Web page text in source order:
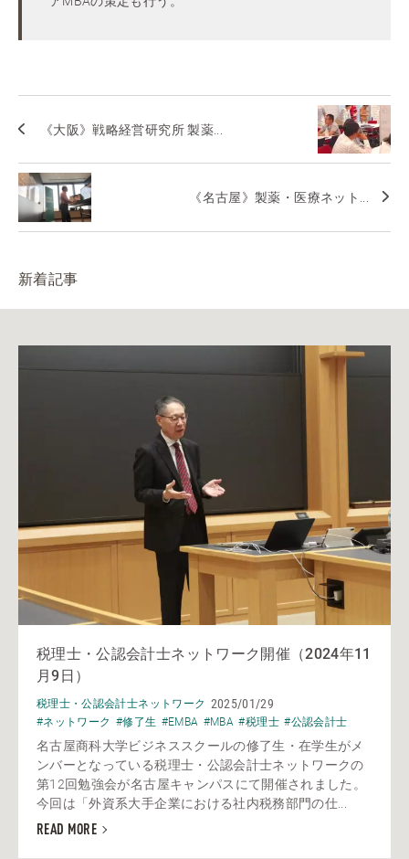
《大阪》戦略経営研究所 製薬...
《名古屋》製薬・医療ネット...
新着記事
税理士・公認会計士ネットワーク開催（2024年11
月9日）
税理士・公認会計士ネットワーク 2025/01/29
#ネットワーク #修了生 #EMBA #MBA #税理士 #公認会計士
名古屋商科大学ビジネススクールの修了生・在学生がメ
ンバーとなっている税理士・公認会計士ネットワークの
第12回勉強会が名古屋キャンパスにて開催されました。
今回は「外資系大手企業における社内税務部門の仕...
READ MORE